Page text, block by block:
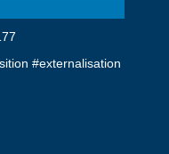
#externalisation